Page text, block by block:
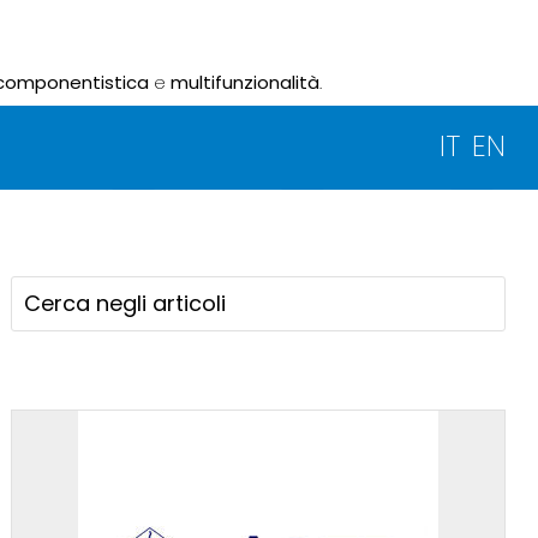
e multifunzionalità.
IT EN